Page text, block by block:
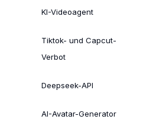
KI-Videoagent
Tiktok- und Capcut-
Verbot
Deepseek-API
AI-Avatar-Generator